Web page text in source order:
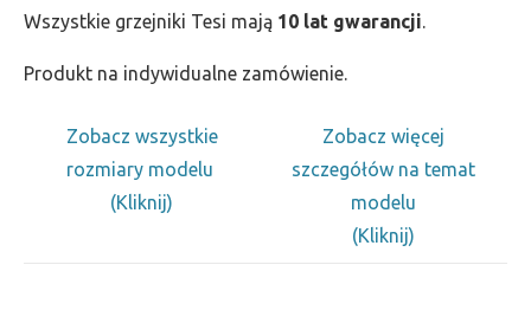
Wszystkie grzejniki Tesi mają 10 lat gwarancji.
Produkt na indywidualne zamówienie.
Zobacz wszystkie
rozmiary modelu
(Kliknij)
Zobacz więcej
szczegółów na temat
modelu
(Kliknij)